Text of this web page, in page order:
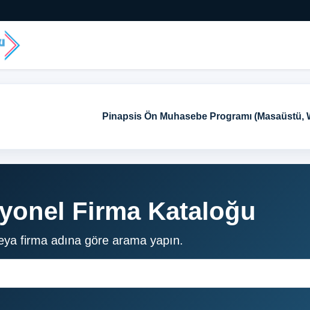
Firma Kataloğu
firma adına göre arama yapın.